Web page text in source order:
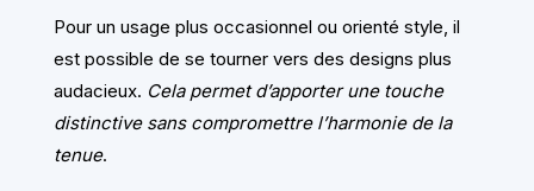
Pour un usage plus occasionnel ou orienté style, il
est possible de se tourner vers des designs plus
audacieux. Cela permet d’apporter une touche
distinctive sans compromettre l’harmonie de la
tenue.